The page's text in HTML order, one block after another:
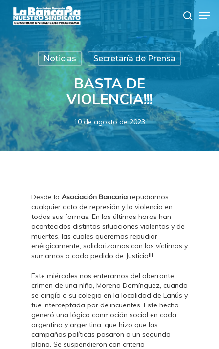
main
search
Noticias Secretaría de Prensa
BASTA DE
VIOLENCIA!!!
10 de agosto de 2023
Desde la Asociación Bancaria repudiamos
cualquier acto de represión y la violencia en
todas sus formas. En las últimas horas han
acontecidos distintas situaciones violentas y de
muertes, las cuales queremos repudiar
enérgicamente, solidarizarnos con las víctimas y
sumarnos a cada pedido de Justicia!!!
Este miércoles nos enteramos del aberrante
crimen de una niña, Morena Domínguez, cuando
se dirigía a su colegio en la localidad de Lanús y
fue interceptada por delincuentes. Este hecho
generó una lógica conmoción social en cada
argentino y argentina, que hizo que las
campañas políticas pasaron a un segundo
plano. Se suspendieron con criterio